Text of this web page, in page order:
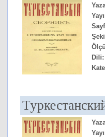
Dili: